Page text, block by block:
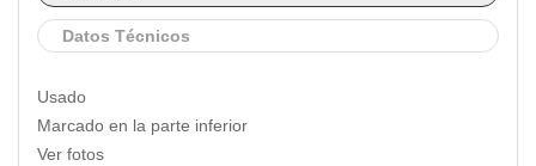
Datos Técnicos
Usado
Marcado en la parte inferior
Ver fotos